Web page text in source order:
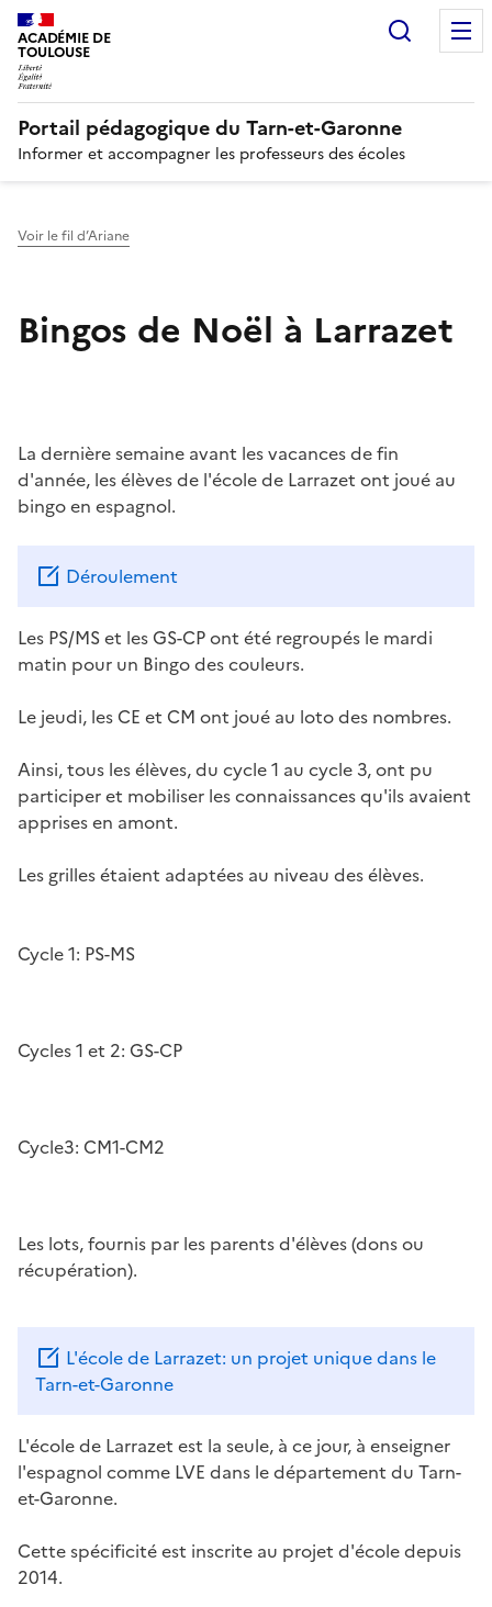
ACADÉMIE DE
TOULOUSE
Portail pédagogique du Tarn-et-Garonne
Informer et accompagner les professeurs des écoles
Voir le fil d’Ariane
Bingos de Noël à Larrazet
La dernière semaine avant les vacances de fin
d'année, les élèves de l'école de Larrazet ont joué au
bingo en espagnol.
Déroulement
Les PS/MS et les GS-CP ont été regroupés le mardi
matin pour un Bingo des couleurs.
Le jeudi, les CE et CM ont joué au loto des nombres.
Ainsi, tous les élèves, du cycle 1 au cycle 3, ont pu
participer et mobiliser les connaissances qu'ils avaient
apprises en amont.
Les grilles étaient adaptées au niveau des élèves.
Cycle 1: PS-MS
Cycles 1 et 2: GS-CP
Cycle3: CM1-CM2
Les lots, fournis par les parents d'élèves (dons ou
récupération).
L'école de Larrazet: un projet unique dans le
Tarn-et-Garonne
L'école de Larrazet est la seule, à ce jour, à enseigner
l'espagnol comme LVE dans le département du Tarn-
et-Garonne.
Cette spécificité est inscrite au projet d'école depuis
2014.